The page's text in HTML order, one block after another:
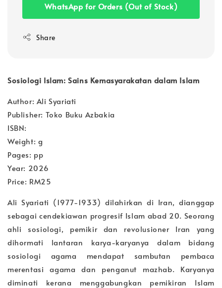
WhatsApp for Orders (Out of Stock)
Share
Sosiologi Islam: Sains Kemasyarakatan dalam Islam
Author: Ali Syariati
Publisher: Toko Buku Azbakia
ISBN:
Weight: g
Pages: pp
Year: 2026
Price: RM25
Ali Syariati (1977-1933) dilahirkan di Iran, dianggap
sebagai cendekiawan progresif Islam abad 20. Seorang
ahli sosiologi, pemikir dan revolusioner Iran yang
dihormati lantaran karya-karyanya dalam bidang
sosiologi agama mendapat sambutan pembaca
merentasi agama dan penganut mazhab. Karyanya
diminati kerana menggabungkan pemikiran Islam